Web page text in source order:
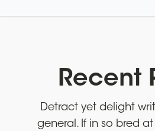
Recent
Detract yet delight
general. If in so bred